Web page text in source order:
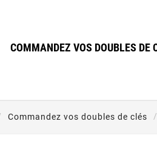
COMMANDEZ VOS DOUBLES DE
Commandez vos doubles de clés